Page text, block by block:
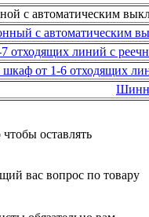
с автоматическим
с автоматическим
отходящих линий с
шкаф от 1-6 отходящих
чтобы оставлять
вас вопрос по товару